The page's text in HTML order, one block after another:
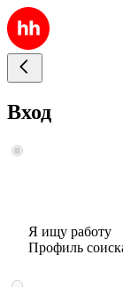
Вход
Я ищу работу
Профиль